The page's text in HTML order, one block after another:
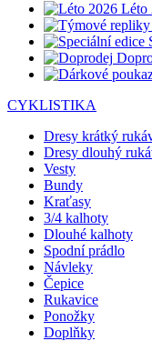
Léto
CYKLISTIKA
Dresy krátký
Dresy dlouhý
Vesty
Bundy
Kraťasy
3/4 kalhoty
Dlouhé kalhoty
Spodní prádlo
Návleky
Čepice
Rukavice
Ponožky
Doplňky